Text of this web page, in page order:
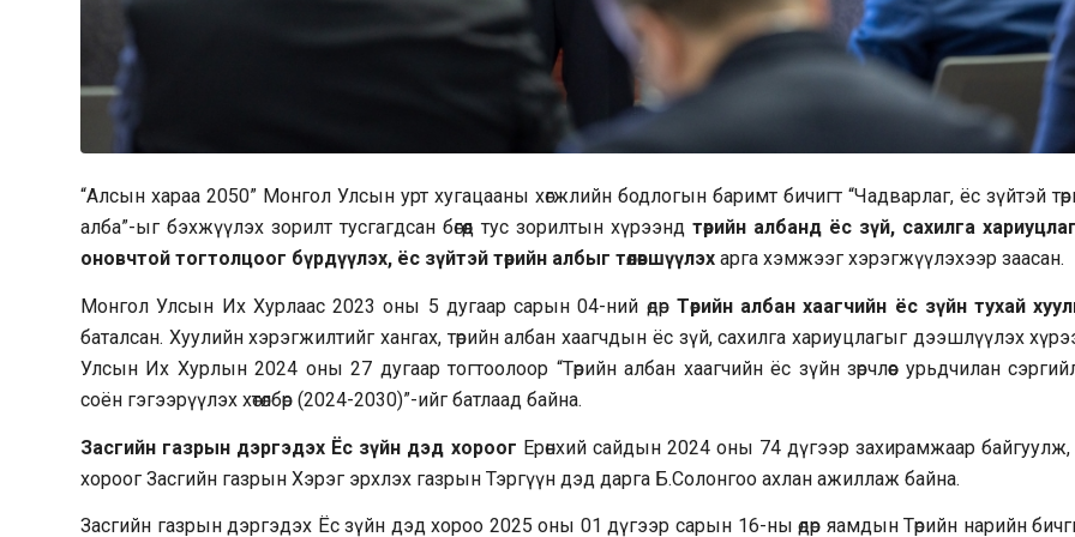
“Алсын хараа 2050” Монгол Улсын урт хугацааны хөгжлийн бодлогын баримт бичигт “Чадварлаг, ёс зүйтэй
алба”-ыг бэхжүүлэх зорилт тусгагдсан бөгөөд тус зорилтын хүрээндтөрийн албанд ёс зүй, сахилга
оновчтой тогтолцоог бүрдүүлэх, ёс зүйтэй төрийн албыг төлөвшүүлэх арга хэмжээг хэрэгжүүлэхээр заасан.
Монгол Улсын Их Хурлаас 2023 оны 5 дугаар сарын 04-ний өдөр Төрийн албан хаагчийн ёс зүйн тухай
баталсан. Хуулийн хэрэгжилтийг хангах, төрийн албан хаагчдын ёс зүй, сахилга хариуцлагыг дээшлүүлэх
Улсын Их Хурлын 2024 оны 27 дугаар тогтоолоор “Төрийн албан хаагчийн ёс зүйн зөрчлөөс урьдчилан
соён гэгээрүүлэх хөтөлбөр (2024-2030)”-ийг батлаад байна.
Засгийн газрын дэргэдэх Ёс зүйн дэд хороог Ерөнхий сайдын 2024 оны 74 дүгээр захирамжаар байгуулж,
хороог Засгийн газрын Хэрэг эрхлэх газрын Тэргүүн дэд дарга Б.Солонгоо ахлан ажиллаж байна.
Засгийн газрын дэргэдэх Ёс зүйн дэд хороо 2025 оны 01 дүгээр сарын 16-ны өдөр яамдын Төрийн нарийн